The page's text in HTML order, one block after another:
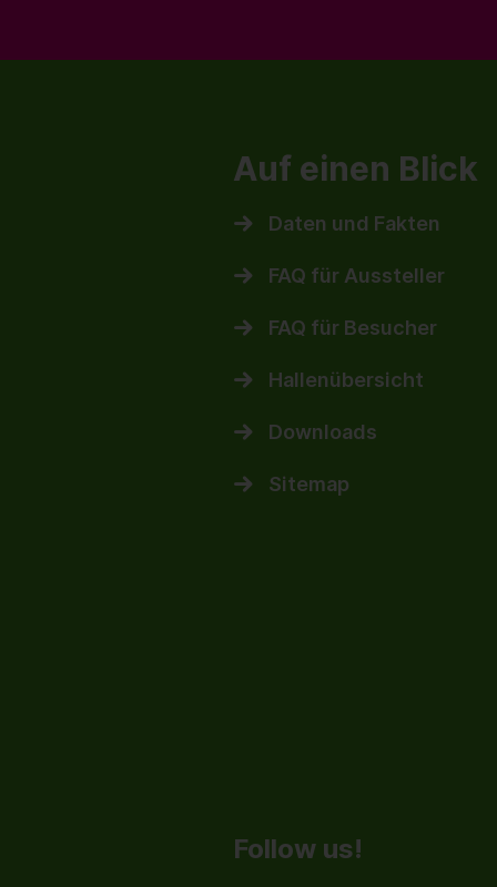
Auf einen Blick
Daten und Fakten
FAQ für Aussteller
FAQ für Besucher
Hallenübersicht
Downloads
Sitemap
Follow us!